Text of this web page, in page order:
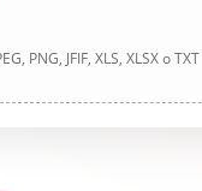
PNG, JFIF, XLS, XLSX o TXT